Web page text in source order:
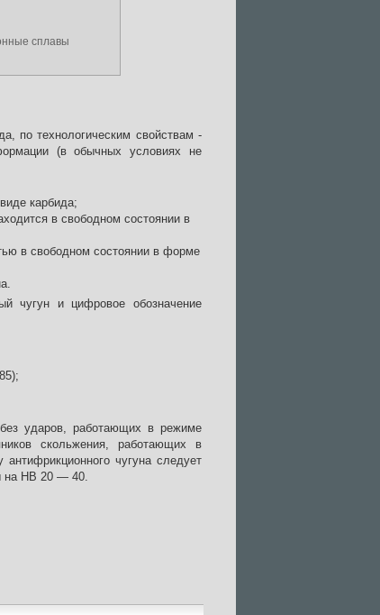
сплавы
по технологическим свойствам -
(в обычных условиях не
карбида;
в свободном состоянии в
в свободном состоянии в форме
чугун и цифровое обозначение
ударов, работающих в режиме
скольжения, работающих в
чугуна следует
на НВ 20 — 40.